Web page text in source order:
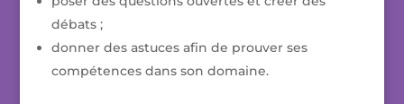
débats ;
donner des astuces afin de prouver ses
compétences dans son domaine.